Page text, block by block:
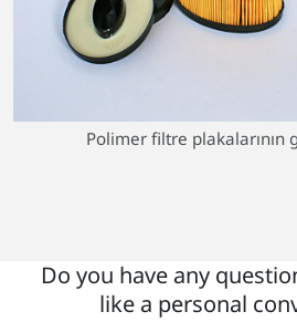
Polimer filtre plakalarının
Do you have any
like a personal